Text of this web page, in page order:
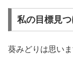
私の目標見つ
葵みどりは思いま